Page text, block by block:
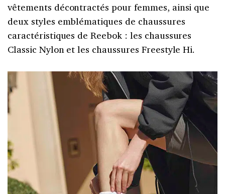
vêtements décontractés pour femmes, ainsi que
deux styles emblématiques de chaussures
caractéristiques de Reebok : les chaussures
Classic Nylon et les chaussures Freestyle Hi.